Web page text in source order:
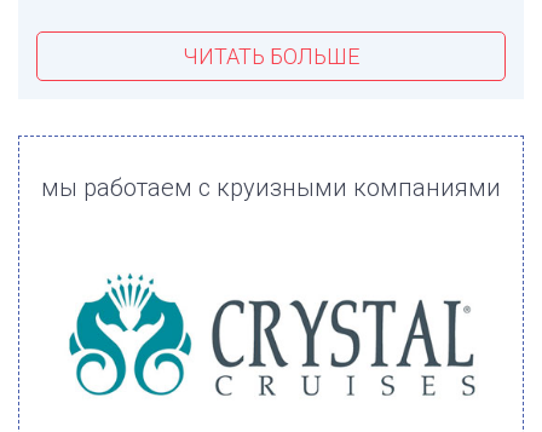
ЧИТАТЬ БОЛЬШЕ
мы работаем с круизными компаниями